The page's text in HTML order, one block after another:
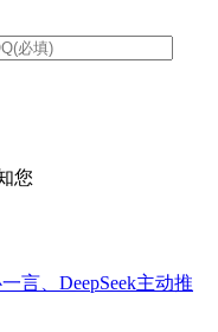
您
言、DeepSeek主动推